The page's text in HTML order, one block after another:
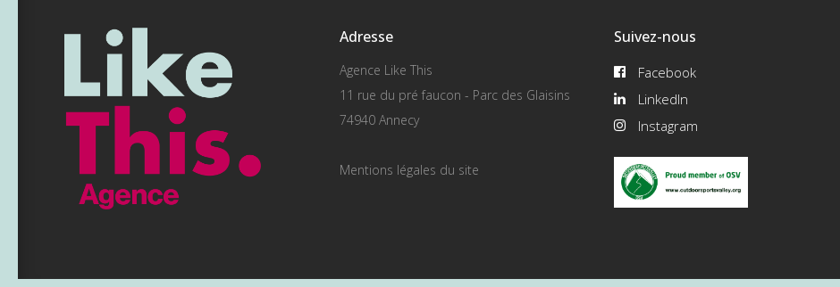
Adresse
Agence Like This
11 rue du pré faucon - Parc des Glaisins
74940 Annecy
Mentions légales du site
Suivez-nous
Facebook
LinkedIn
Instagram